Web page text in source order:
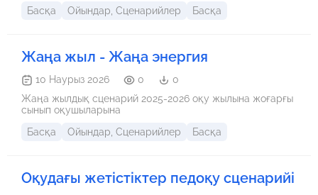
Басқа
Ойындар, Сценарийлер Басқа
Жаңа жыл - Жаңа энергия
10 Наурыз 2026 0
0
Жаңа жылдық сценарий 2025-2026 оқу жылына жоғарғы
сынып оқушыларына
Басқа
Ойындар, Сценарийлер Басқа
Оқудағы жетістіктер педоқу сценарийі